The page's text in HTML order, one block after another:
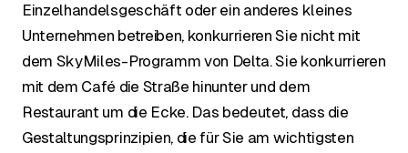
Einzelhandelsgeschäft oder ein anderes kleines
Unternehmen betreiben, konkurrieren Sie nicht mit
dem SkyMiles-Programm von Delta. Sie konkurrieren
mit dem Café die Straße hinunter und dem
Restaurant um die Ecke. Das bedeutet, dass die
Gestaltungsprinzipien, die für Sie am wichtigsten